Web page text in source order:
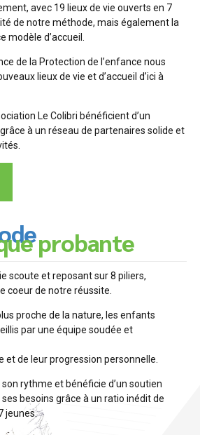
avec 19 lieux de vie ouverts en 7
de notre méthode, mais également la
d’accueil.
de la Protection de l’enfance nous
lieux de vie et d’accueil d’ici à
Le Colibri bénéficient d’un
à un réseau de partenaires solide et
probante
scoute et reposant sur 8 piliers,
coeur de notre réussite.
proche de la nature, les enfants
par une équipe soudée et
et de leur progression personnelle.
rythme et bénéficie d’un soutien
besoins grâce à un ratio inédit de
jeunes.